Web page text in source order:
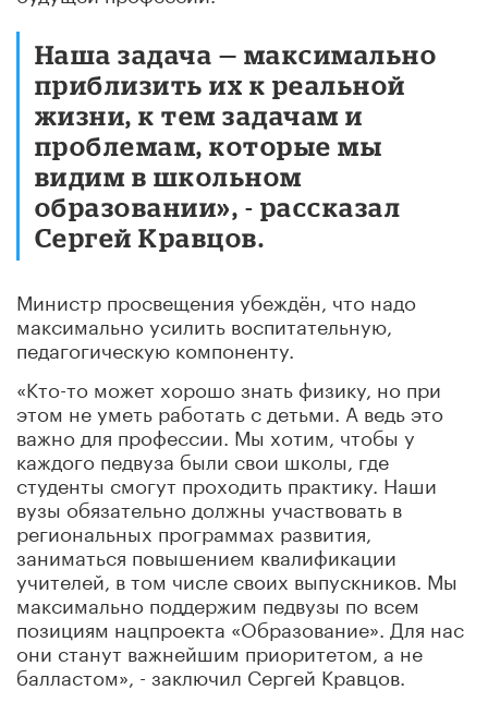
Наша задача — максимально
приблизить их к реальной
жизни, к тем задачам и
проблемам, которые мы
видим в школьном
образовании», - рассказал
Сергей Кравцов.
Министр просвещения убеждён, что надо
максимально усилить воспитательную,
педагогическую компоненту.
«Кто-то может хорошо знать физику, но при
этом не уметь работать с детьми. А ведь это
важно для профессии. Мы хотим, чтобы у
каждого педвуза были свои школы, где
студенты смогут проходить практику. Наши
вузы обязательно должны участвовать в
региональных программах развития,
заниматься повышением квалификации
учителей, в том числе своих выпускников. Мы
максимально поддержим педвузы по всем
позициям нацпроекта «Образование». Для нас
они станут важнейшим приоритетом, а не
балластом», - заключил Сергей Кравцов.